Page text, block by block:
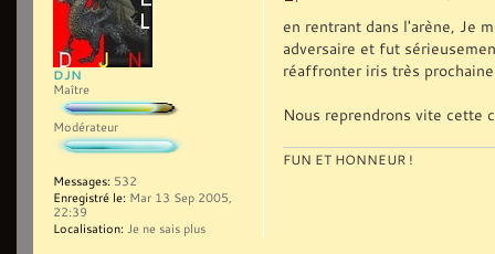
en rentrant dans l'arène, Je
adversaire et fut
réaffronter iris très
Nous reprendrons vite cette
FUN ET HONNEUR !
DJN
Maître
Modérateur
Messages: 532
Enregistré le: Mar 13 Sep 2005,
22:39
Localisation: Je ne sais plus